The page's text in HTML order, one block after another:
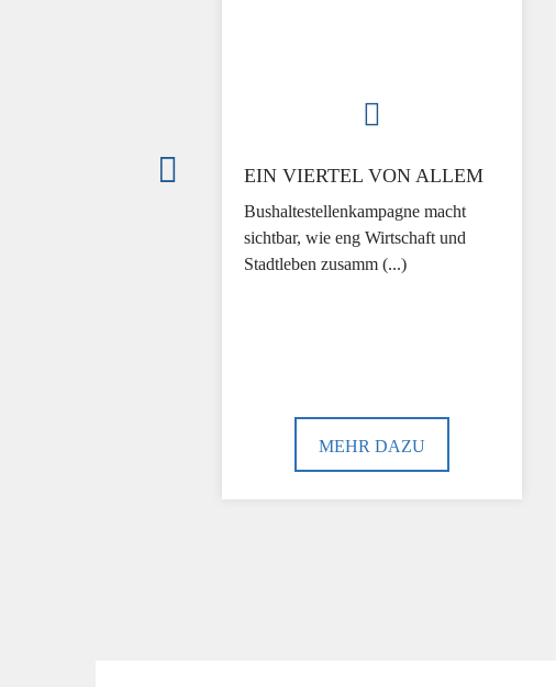
EIN VIERTEL VON ALLEM
Bushaltestellenkampagne macht
sichtbar, wie eng Wirtschaft und
Stadtleben zusamm (...)
MEHR DAZU